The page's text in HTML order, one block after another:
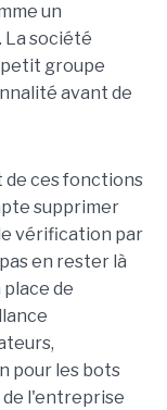
un
La société
groupe
avant de
de ces fonctions
supprimer
vérification par
en rester là
de
pour les bots
de l'entreprise